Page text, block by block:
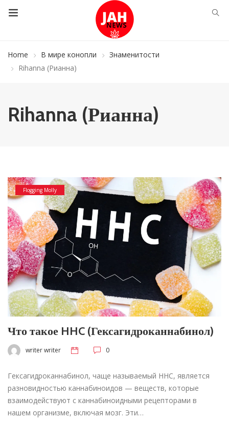
Home В мире конопли
Знаменитости
Rihanna (Рианна)
Rihanna (Рианна)
Flogging Molly
Что такое HHC (Гексагидроканнабинол)
writer writer 0
Гексагидроканнабинол, чаще называемый HHC, является
разновидностью каннабиноидов — веществ, которые
взаимодействуют с каннабиноидными рецепторами в
нашем организме, включая мозг. Эти…